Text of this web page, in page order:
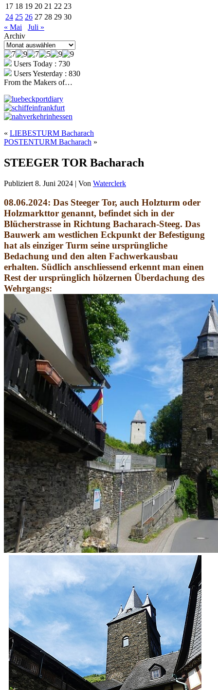
17 18 19 20 21 22 23
24 25 26 27 28 29 30
« Mai
Juli »
Archiv
Archiv
Users Today : 730
Users Yesterday : 830
From the Makers of…
« LIEBESTURM Bacharach
POSTENTURM Bacharach »
STEEGER TOR Bacharach
Publiziert 8. Juni 2024 | Von Waterclerk
08.06.2024: Das Steeger Tor, auch Holzturm oder
Holzmarkttor genannt, befindet sich in der
Blücherstrasse in Richtung Bacharach-Steeg. Das
Bauwerk am westlichen Eckpunkt der Befestigung
hat als einziger Turm seine ursprüngliche
Bedachung und den alten Fachwerkausbau
erhalten. Südlich anschliessend erkennt man einen
Rest der ursprünglich hölzernen Überdachung des
Wehrgangs: